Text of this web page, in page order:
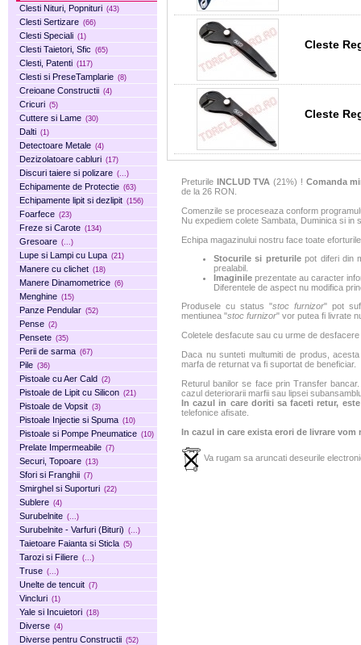
Clesti Nituri, Popnituri (43)
Clesti Sertizare (66)
Clesti Speciali (1)
Clesti Taietori, Sfic (65)
Clesti, Patenti (117)
Clesti si PreseTamplarie (8)
Creioane Constructii (4)
Cricuri (5)
Cuttere si Lame (30)
Dalti (1)
Detectoare Metale (4)
Dezizolatoare cabluri (17)
Discuri taiere si polizare (...)
Echipamente de Protectie (63)
Echipamente lipit si dezlipit (156)
Foarfece (23)
Freze si Carote (134)
Gresoare (...)
Lupe si Lampi cu Lupa (21)
Manere cu clichet (18)
Manere Dinamometrice (6)
Menghine (15)
Panze Pendular (52)
Pense (2)
Pensete (35)
Perii de sarma (67)
Pile (36)
Pistoale cu Aer Cald (2)
Pistoale de Lipit cu Silicon (21)
Pistoale de Vopsit (3)
Pistoale Injectie si Spuma (10)
Pistoale si Pompe Pneumatice (10)
Prelate Impermeabile (7)
Securi, Topoare (13)
Sfori si Franghii (7)
Smirghel si Suporturi (22)
Sublere (4)
Surubelnite (...)
Surubelnite - Varfuri (Bituri) (...)
Taietoare Faianta si Sticla (5)
Tarozi si Filiere (...)
Truse (...)
Unelte de tencuit (7)
Vincluri (1)
Yale si Incuietori (18)
Diverse (4)
Diverse pentru Constructii (52)
Cleste
Cleste
Preturile INCLUD TVA (21%) ! Comanda
de la 26 RON.
Comenzile se proceseaza conform
Nu expediem colete Sambata, Duminica si in
Echipa magazinului nostru face toate
Stocurile si preturilepot diferi din
prealabil.
Imaginile prezentate au caracter
Diferentele de aspect nu modifica
Produsele cu status "stoc furnizor" pot
mentiunea "stoc furnizor" vor putea fi livrate
Coletele desfacute sau cu urme de
Daca nu sunteti multumiti de produs,
marfa de returnat va fi suportat de beneficiar.
Returul banilor se face prin Transfer
cazul deteriorarii marfii sau lipsei
In cazul in care doriti sa faceti retur,
telefonice afisate.
In cazul in care exista erori de livrare
Va rugam sa aruncati deseurile